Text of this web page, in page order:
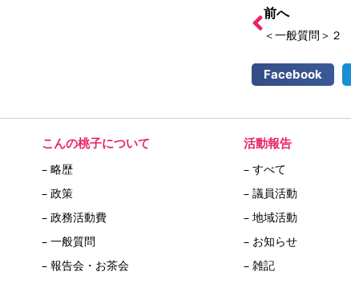
前へ
Facebook
こんの桃子について
– 略歴
– 政策
– 政務活動費
– 一般質問
– 報告会・お茶会
活動報告
– すべて
– 議員活動
– 地域活動
– お知らせ
– 雑記